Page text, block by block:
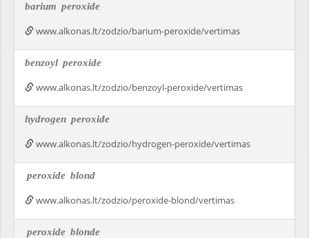
barium peroxide
www.alkonas.lt/zodzio/barium-peroxide/vertimas
benzoyl peroxide
www.alkonas.lt/zodzio/benzoyl-peroxide/vertimas
hydrogen peroxide
www.alkonas.lt/zodzio/hydrogen-peroxide/vertimas
peroxide blond
www.alkonas.lt/zodzio/peroxide-blond/vertimas
peroxide blonde